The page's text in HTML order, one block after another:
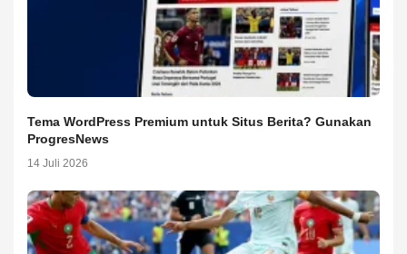
Tema WordPress Premium untuk Situs Berita? Gunakan
ProgresNews
14 Juli 2026